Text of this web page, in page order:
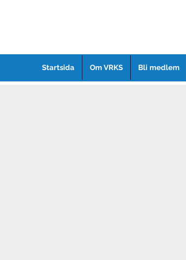
Startsida Om VRKS Bli medlem